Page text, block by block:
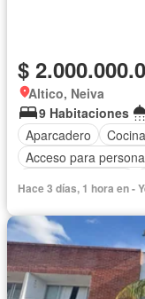
$
Altico, Neiva
9 Habitaciones
Aparcadero
Acceso para
Permite mascotas
Hace 3 días, 1 hora en -